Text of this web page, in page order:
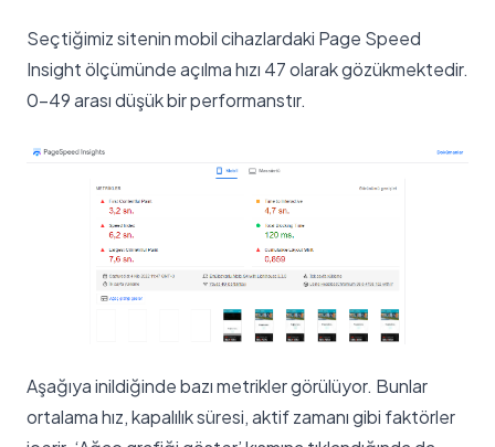
Seçtiğimiz sitenin mobil cihazlardaki Page Speed
Insight ölçümünde açılma hızı 47 olarak gözükmektedir.
0-49 arası düşük bir performanstır.
Aşağıya inildiğinde bazı metrikler görülüyor. Bunlar
ortalama hız, kapalılık süresi, aktif zamanı gibi faktörler